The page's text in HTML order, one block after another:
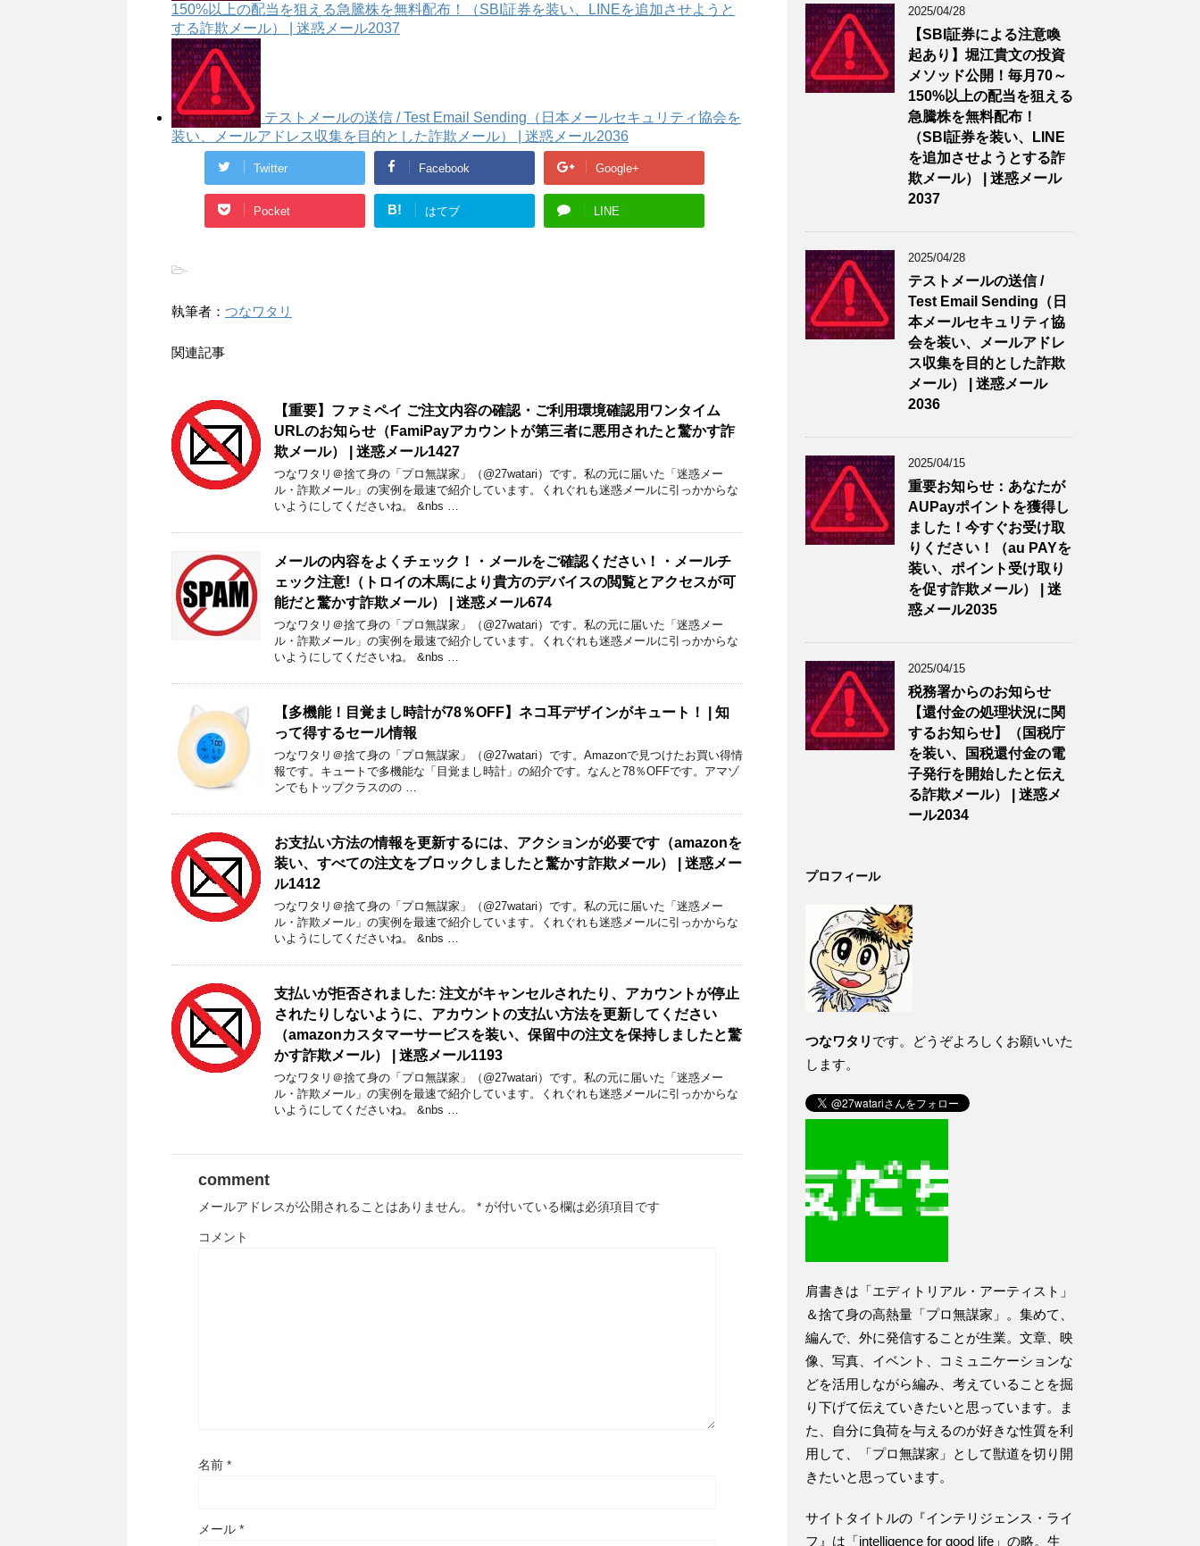
150%以上の配当を狙える急騰株を無料配布！（SBI証券を装い、LINEを追加させようと
する詐欺メール） | 迷惑メール2037
テストメールの送信 / Test Email Sending（日本メールセキュリティ協会を
装い、メールアドレス収集を目的とした詐欺メール） | 迷惑メール2036
Twitter Facebook Google+
Pocket B! はてブ LINE
-
執筆者： つなワタリ
関連記事
【重要】ファミペイ ご注文内容の確認・ご利用環境確認用ワンタイム
URLのお知らせ（FamiPayアカウントが第三者に悪用されたと驚かす詐
欺メール） | 迷惑メール1427
つなワタリ＠捨て身の「プロ無謀家」（@27watari）です。私の元に届いた「迷惑メー
ル・詐欺メール」の実例を最速で紹介しています。くれぐれも迷惑メールに引っかからな
いようにしてくださいね。 &nbs …
メールの内容をよくチェック！・メールをご確認ください！・メールチ
ェック注意!（トロイの木馬により貴方のデバイスの閲覧とアクセスが可
能だと驚かす詐欺メール） | 迷惑メール674
つなワタリ＠捨て身の「プロ無謀家」（@27watari）です。私の元に届いた「迷惑メー
ル・詐欺メール」の実例を最速で紹介しています。くれぐれも迷惑メールに引っかからな
いようにしてくださいね。 &nbs …
【多機能！目覚まし時計が78％OFF】ネコ耳デザインがキュート！ | 知
って得するセール情報
つなワタリ＠捨て身の「プロ無謀家」（@27watari）です。Amazonで見つけたお買い得情
報です。キュートで多機能な「目覚まし時計」の紹介です。なんと78％OFFです。アマゾ
ンでもトップクラスのの …
‎‎‎‎‎‎‎‎‎‎‎お支払い方法の情報を更新するには、アクションが必要です（amazonを
装い、すべての注文をブロックしましたと驚かす詐欺メール） | 迷惑メー
ル1412
つなワタリ＠捨て身の「プロ無謀家」（@27watari）です。私の元に届いた「迷惑メー
ル・詐欺メール」の実例を最速で紹介しています。くれぐれも迷惑メールに引っかからな
いようにしてくださいね。 &nbs …
支払いが拒否されました: 注文がキャンセルされたり、アカウントが停止
されたりしないように、アカウントの支払い方法を更新してください
（amazonカスタマーサービスを装い、保留中の注文を保持しましたと驚
かす詐欺メール） | 迷惑メール1193
つなワタリ＠捨て身の「プロ無謀家」（@27watari）です。私の元に届いた「迷惑メー
ル・詐欺メール」の実例を最速で紹介しています。くれぐれも迷惑メールに引っかからな
いようにしてくださいね。 &nbs …
comment
メールアドレスが公開されることはありません。 * が付いている欄は必須項目です
コメント
名前 *
メール *
2025/04/28
【SBI証券による注意喚
起あり】堀江貴文の投資
メソッド公開！毎月70～
150%以上の配当を狙える
急騰株を無料配布！
（SBI証券を装い、LINE
を追加させようとする詐
欺メール） | 迷惑メール
2037
2025/04/28
テストメールの送信 /
Test Email Sending（日
本メールセキュリティ協
会を装い、メールアドレ
ス収集を目的とした詐欺
メール） | 迷惑メール
2036
2025/04/15
重要お知らせ：あなたが
AUPayポイントを獲得し
ました！今すぐお受け取
りください！（au PAYを
装い、ポイント受け取り
を促す詐欺メール） | 迷
惑メール2035
2025/04/15
税務署からのお知らせ
【還付金の処理状況に関
するお知らせ】（国税庁
を装い、国税還付金の電
子発行を開始したと伝え
る詐欺メール） | 迷惑メ
ール2034
プロフィール
つなワタリ です。どうぞよろしくお願いいた
します。
肩書きは「エディトリアル・アーティスト」
＆捨て身の高熱量「プロ無謀家」。集めて、
編んで、外に発信することが生業。文章、映
像、写真、イベント、コミュニケーションな
どを活用しながら編み、考えていることを掘
り下げて伝えていきたいと思っています。ま
た、自分に負荷を与えるのが好きな性質を利
用して、「プロ無謀家」として獣道を切り開
きたいと思っています。
サイトタイトルの『インテリジェンス・ライ
フ』は「intelligence for good life」の略。生